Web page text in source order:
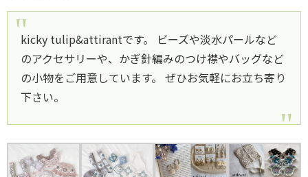
kicky tulip&attirantです。 ビーズや淡水パールなど
のアクセサリーや、かぎ針編みのつけ襟やバッグなど
の小物をご用意しています。 ぜひお気軽にお立ち寄り
下さい。